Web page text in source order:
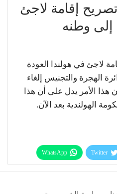
إقامة لاجئ
إلى وطنه
لاجئ في هولندا العودة
الهجرة والتجنيس إلغاء
هذا الأمر يدل على أن هذا
الهولندية بعد الآن.
Twitter
WhatsApp